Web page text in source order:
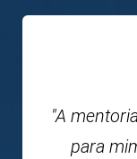
"A
para